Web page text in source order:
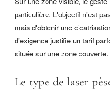
particulière. L'objectif n'est
mais d'obtenir une
d'exigence justifie un tarif
située sur une zone couverte.
Le type de laser